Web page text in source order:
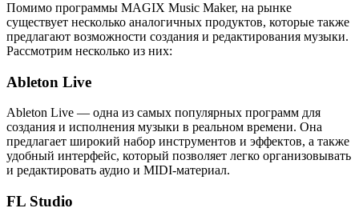
Помимо программы MAGIX Music Maker, на рынке
существует несколько аналогичных продуктов, которые также
предлагают возможности создания и редактирования музыки.
Рассмотрим несколько из них:
Ableton Live
Ableton Live — одна из самых популярных программ для
создания и исполнения музыки в реальном времени. Она
предлагает широкий набор инструментов и эффектов, а также
удобный интерфейс, который позволяет легко организовывать
и редактировать аудио и MIDI-материал.
FL Studio